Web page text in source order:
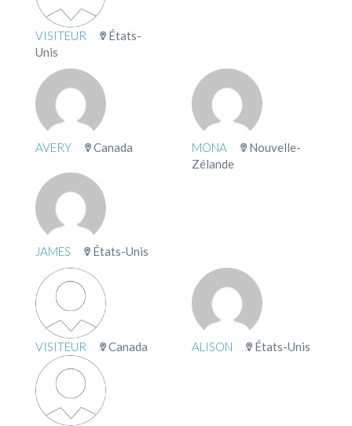
VISITEUR
États-
Unis
AVERY Canada MONA
Nouvelle-
Zélande
JAMES États-Unis
VISITEUR Canada ALISON États-Unis